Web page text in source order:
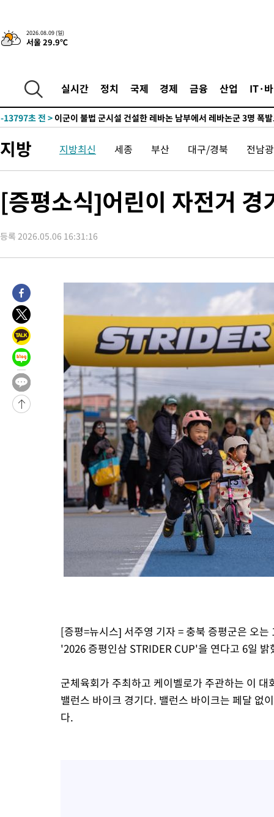
2026.08.09 (일)
서울 29.9℃
실시간 정치 국제 경제 금융 산업 IT·
-8923초 전 >“美 이란전 무기 소진…북한과 분쟁시 주한 미군 취약해질 수 있
-22995초 전 >
콜롬비아 신임 우파 대통령 취임 하루만에 차량폭탄 폭발 사건
-16589초 전 >
-13797초 전 > 이군이 불법 군시설 건설한 레바논 남부에서 레바논군 3명 폭
-8979초 전 >
美 국방부, 켄달 전 공군장관 보안허가 취소…“에어포스원 기밀
-8948초 전 >‘축구의 신’ 아르헨티나 축구 선수 메시의 부친 지병 별세
-23524초 전 > '여긴 20도, 저긴 50도'…열화상 카메라로 본 폭염 저감시설 '
차'
-16589초 전 >튀르키예 외무장관, "메카 3국 방위협정은 이란이 목표 아냐 "
-13797초 전 >이군이 불법 군시설 건설한 레바논 남부에서 레바논군 3명 폭
-8979초 전 >
美 국방부, 켄달 전 공군장관 보안허가 취소…“에어포스원 기밀
언론 누출”
-8948초 전 >
-8923초 전 >
“美 이란전 무기 소진…북한과 분쟁시 주한 미군 취약해질 수 있
지방 지방최신 세종 부산 대구/경북 전남
[증평소식]어린이 자전거 경
등록 2026.05.06 16:31:16
[증평=뉴시스] 서주영 기자 = 충북 증평군은 오
'2026 증평인삼 STRIDER CUP'을 연다고 6일 밝
군체육회가 주최하고 케이벨로가 주관하는 이
밸런스 바이크 경기다. 밸런스 바이크는 페달 없
다.